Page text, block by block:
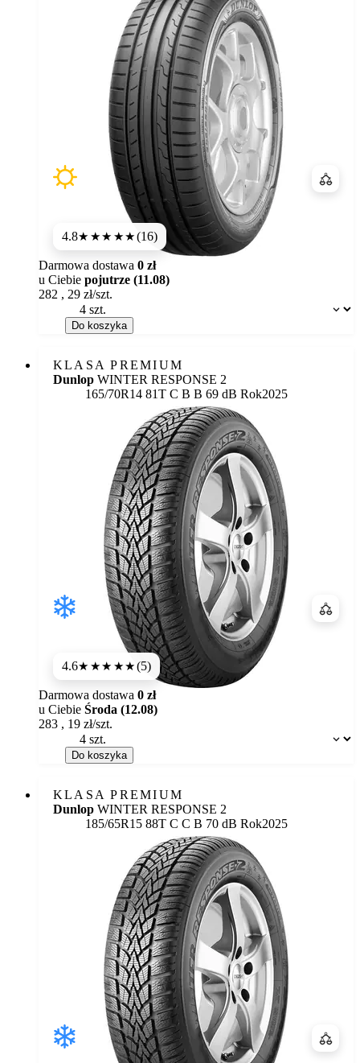
4.8★★★★★(16)
Dostępność:
Darmowa dostawa 0 zł
u Ciebie pojutrze (11.08)
282 , 29 zł/szt.
Do koszyka
KLASA PREMIUM
Dunlop WINTER RESPONSE 2
165/70R14 81T Etykieta:
C B B 69 dB Rok2025
4.6★★★★★(5)
Dostępność:
Darmowa dostawa 0 zł
u Ciebie Środa (12.08)
283 , 19 zł/szt.
Do koszyka
KLASA PREMIUM
Dunlop WINTER RESPONSE 2
185/65R15 88T Etykieta:
C C B 70 dB Rok2025